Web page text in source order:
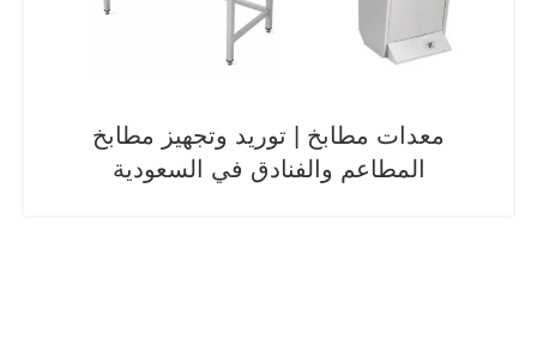
معدات مطابخ | توريد وتجهيز مطابخ
المطاعم والفنادق في السعودية